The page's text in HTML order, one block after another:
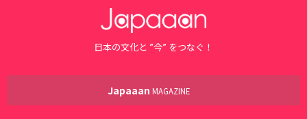
日本の文化と ”今” をつなぐ！
Japaaan MAGAZINE